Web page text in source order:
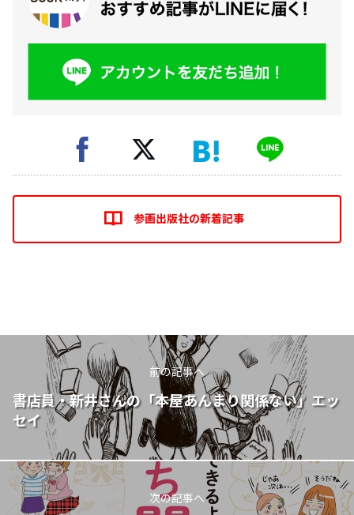
参画出版社の新着記事
前の記事へ
書店員・新井さんの「本屋あんまり関係ない」エッ
セイ
次の記事へ